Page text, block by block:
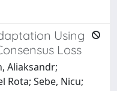
Using
Loss
Aliaksandr;
Rota; Sebe, Nicu;